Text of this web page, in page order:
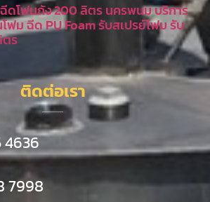
ดโฟมถัง 200 ลิตร นครพนม บริการ
ม ฉีด PU Foam รับสเปรย์โฟม รับ
ร
ติดต่อเรา
4636
7998